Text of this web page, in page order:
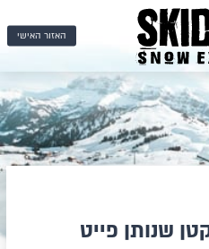
האזור האישי
שנותן פייט